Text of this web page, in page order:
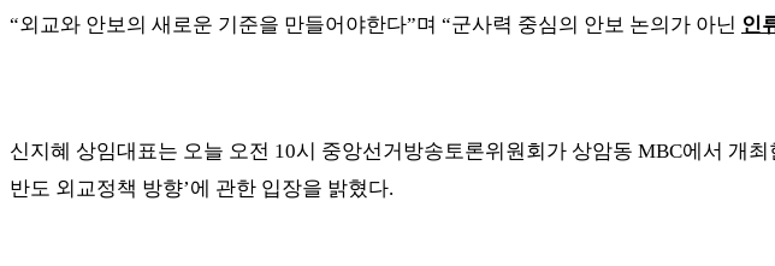
“외교와 안보의 새로운 기준을 만들어야한다”며 “군사력 중심의 안보 논의가 아닌 인
신지혜 상임대표는 오늘 오전 10시 중앙선거방송토론위원회가 상암동 MBC에서 개최
반도 외교정책 방향’에 관한 입장을 밝혔다.